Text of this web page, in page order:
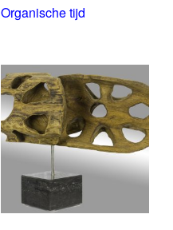
Organische tijd